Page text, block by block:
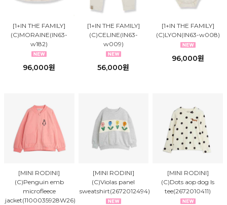
[1+IN THE FAMILY]
(C)MORAINE(IN63-
w182)
96,000원
[1+IN THE FAMILY]
(C)CELINE(IN63-
w009)
56,000원
[1+IN THE FAMILY]
(C)LYON(IN63-w008)
96,000원
[MINI RODINI]
(C)Penguin emb
microfleece
jacket(1100035928W26)
[MINI RODINI]
(C)Violas panel
sweatshirt(2672012494)
[MINI RODINI]
(C)Dots aop dog ls
tee(2672010411)